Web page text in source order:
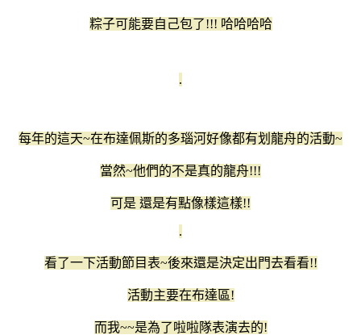
粽子可能要自己包了!!! 哈哈哈哈
.
每年的這天~在布達佩斯的多瑙河好像都有划龍舟的活動~
當然~他們的不是真的龍舟!!!
可是 還是有點像樣這樣!!
.
看了一下活動節目表~後來還是決定出門去看看!!
活動主要在布達區!
而我~~是為了啦啦隊表演去的!